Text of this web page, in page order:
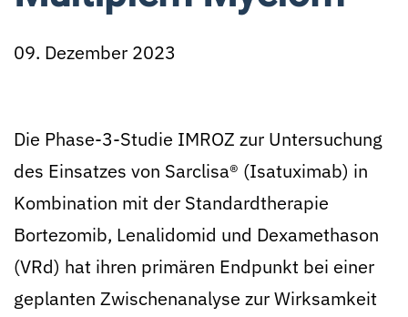
09. Dezember 2023
Die Phase-3-Studie IMROZ zur Untersuchung
des Einsatzes von Sarclisa® (Isatuximab) in
Kombination mit der Standardtherapie
Bortezomib, Lenalidomid und Dexamethason
(VRd) hat ihren primären Endpunkt bei einer
geplanten Zwischenanalyse zur Wirksamkeit